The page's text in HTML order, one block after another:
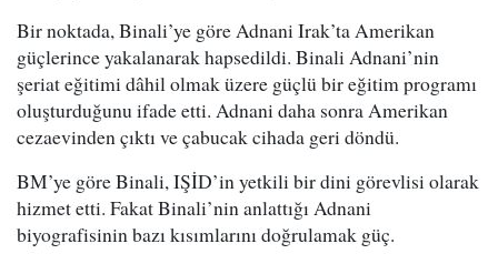
Bir noktada, Binali’ye göre Adnani Irak’ta Amerikan
güçlerince yakalanarak hapsedildi. Binali Adnani’nin
şeriat eğitimi dâhil olmak üzere güçlü bir eğitim programı
oluşturduğunu ifade etti. Adnani daha sonra Amerikan
cezaevinden çıktı ve çabucak cihada geri döndü.
BM’ye göre Binali, IŞİD’in yetkili bir dini görevlisi olarak
hizmet etti. Fakat Binali’nin anlattığı Adnani
biyografisinin bazı kısımlarını doğrulamak güç.